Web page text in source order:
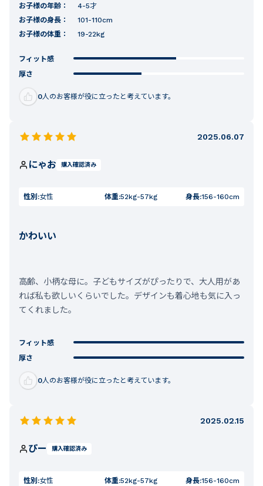
お子様の年齢：
4-5才
お子様の身長：
101-110cm
お子様の体重：
19-22kg
フィット感
厚さ
0人のお客様が役に立ったと考えています。
2025.06.07
にゃお 購入確認済み
性別:女性 体重:52kg-57kg 身長:156-160cm
かわいい
高齢、小柄な母に。子どもサイズがぴったりで、大人用があ
れば私も欲しいくらいでした。デザインも着心地も気に入っ
てくれました。
フィット感
厚さ
0人のお客様が役に立ったと考えています。
2025.02.15
ぴー 購入確認済み
性別:女性 体重:52kg-57kg 身長:156-160cm